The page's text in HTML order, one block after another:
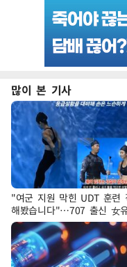
많이 본 기사
"여군 지원 막힌 UDT 훈련
해봤습니다"…707 출신 女
'완벽 소화'